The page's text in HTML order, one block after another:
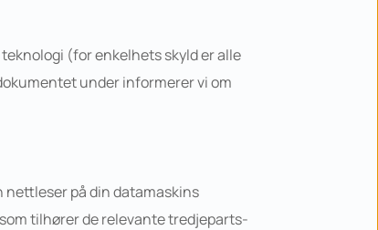
(for enkelhets skyld er alle
under informerer vi om
nettleser på din datamaskins
tilhører de relevante tredjeparts-